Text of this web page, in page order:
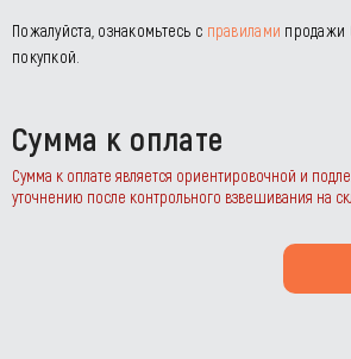
Пожалуйста, ознакомьтесь с правилами продажи
покупкой.
Сумма к оплате
Сумма к оплате является ориентировочной и
уточнению после контрольного взвешивания на